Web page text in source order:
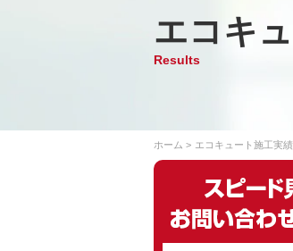
エコキ
Results
ホーム エコキュート施工実績